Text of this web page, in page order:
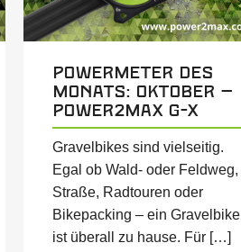
Powermeter des
Monats: Oktober –
power2max G-X
Gravelbikes sind vielseitig.
Egal ob Wald- oder Feldweg,
Straße, Radtouren oder
Bikepacking – ein Gravelbike
ist überall zu hause. Für […]